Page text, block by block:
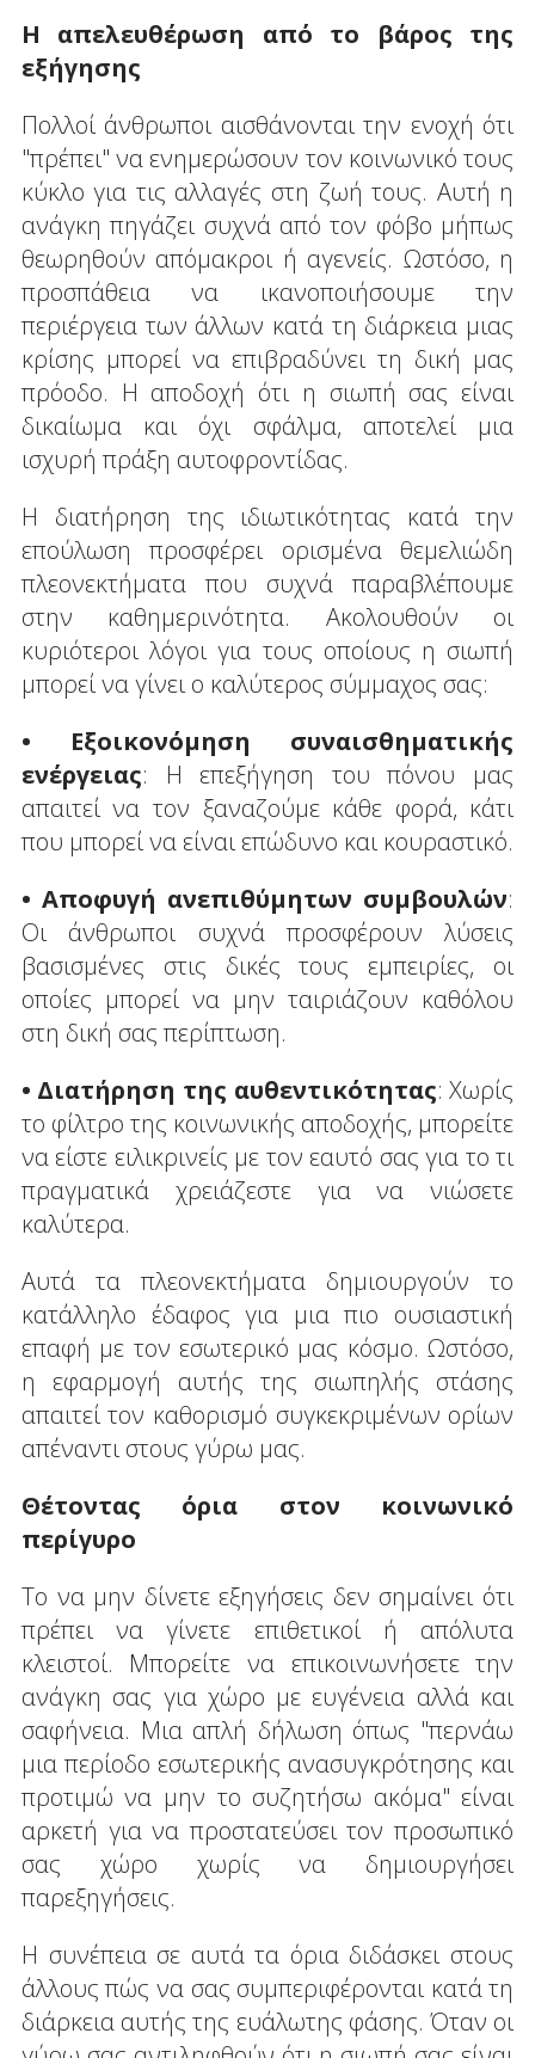
Η απελευθέρωση από το βάρος της
εξήγησης
Πολλοί άνθρωποι αισθάνονται την ενοχή ότι
"πρέπει" να ενημερώσουν τον κοινωνικό τους
κύκλο για τις αλλαγές στη ζωή τους. Αυτή η
ανάγκη πηγάζει συχνά από τον φόβο μήπως
θεωρηθούν απόμακροι ή αγενείς. Ωστόσο, η
προσπάθεια να ικανοποιήσουμε την
περιέργεια των άλλων κατά τη διάρκεια μιας
κρίσης μπορεί να επιβραδύνει τη δική μας
πρόοδο. Η αποδοχή ότι η σιωπή σας είναι
δικαίωμα και όχι σφάλμα, αποτελεί μια
ισχυρή πράξη αυτοφροντίδας.
Η διατήρηση της ιδιωτικότητας κατά την
επούλωση προσφέρει ορισμένα θεμελιώδη
πλεονεκτήματα που συχνά παραβλέπουμε
στην καθημερινότητα. Ακολουθούν οι
κυριότεροι λόγοι για τους οποίους η σιωπή
μπορεί να γίνει ο καλύτερος σύμμαχος σας:
• Εξοικονόμηση συναισθηματικής
ενέργειας: Η επεξήγηση του πόνου μας
απαιτεί να τον ξαναζούμε κάθε φορά, κάτι
που μπορεί να είναι επώδυνο και κουραστικό.
• Αποφυγή ανεπιθύμητων συμβουλών:
Οι άνθρωποι συχνά προσφέρουν λύσεις
βασισμένες στις δικές τους εμπειρίες, οι
οποίες μπορεί να μην ταιριάζουν καθόλου
στη δική σας περίπτωση.
• Διατήρηση της αυθεντικότητας: Χωρίς
το φίλτρο της κοινωνικής αποδοχής, μπορείτε
να είστε ειλικρινείς με τον εαυτό σας για το τι
πραγματικά χρειάζεστε για να νιώσετε
καλύτερα.
Αυτά τα πλεονεκτήματα δημιουργούν το
κατάλληλο έδαφος για μια πιο ουσιαστική
επαφή με τον εσωτερικό μας κόσμο. Ωστόσο,
η εφαρμογή αυτής της σιωπηλής στάσης
απαιτεί τον καθορισμό συγκεκριμένων ορίων
απέναντι στους γύρω μας.
Θέτοντας όρια στον κοινωνικό
περίγυρο
Το να μην δίνετε εξηγήσεις δεν σημαίνει ότι
πρέπει να γίνετε επιθετικοί ή απόλυτα
κλειστοί. Μπορείτε να επικοινωνήσετε την
ανάγκη σας για χώρο με ευγένεια αλλά και
σαφήνεια. Μια απλή δήλωση όπως "περνάω
μια περίοδο εσωτερικής ανασυγκρότησης και
προτιμώ να μην το συζητήσω ακόμα" είναι
αρκετή για να προστατεύσει τον προσωπικό
σας χώρο χωρίς να δημιουργήσει
παρεξηγήσεις.
Η συνέπεια σε αυτά τα όρια διδάσκει στους
άλλους πώς να σας συμπεριφέρονται κατά τη
διάρκεια αυτής της ευάλωτης φάσης. Όταν οι